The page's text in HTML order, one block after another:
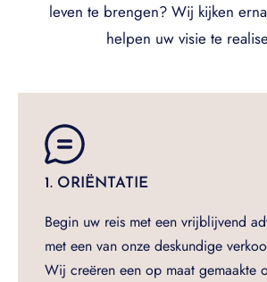
leven te brengen? Wij kijken
helpen uw visie te
1. ORIËNTATIE
Begin uw reis met een vrijblijvend
met een van onze deskundige
Wij creëren een op maat gemaakte